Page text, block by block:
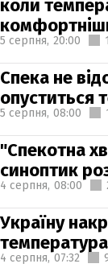
коли
5 серпня, 20:00
Спека не
опуститься
5 серпня, 08:00
"Спекотна
синоптик
4 серпня, 08:00
Україну
температура
4 серпня, 07:32